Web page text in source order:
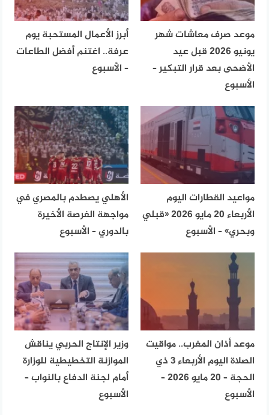
موعد صرف معاشات شهر
يونيو 2026 قبل عيد
الأضحى بعد قرار التبكير –
الأسبوع
أبرز الأعمال المستحبة يوم
عرفة.. اغتنم أفضل الطاعات
– الأسبوع
مواعيد القطارات اليوم
الأربعاء 20 مايو 2026 «قبلي
وبحري» – الأسبوع
الأهلي يصطدم بالمصري في
مواجهة الفرصة الأخيرة
بالدوري – الأسبوع
موعد أذان المغرب.. مواقيت
الصلاة اليوم الأربعاء 3 ذي
الحجة – 20 مايو 2026 –
الأسبوع
وزير الإنتاج الحربي يناقش
الموازنة التخطيطية للوزارة
أمام لجنة الدفاع بالنواب –
الأسبوع